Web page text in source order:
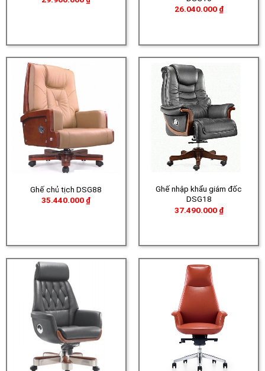
26.040.000 ₫
Ghế chủ tịch DSG88
35.440.000 ₫
Ghế nhập khẩu giám đốc
DSG18
37.490.000 ₫